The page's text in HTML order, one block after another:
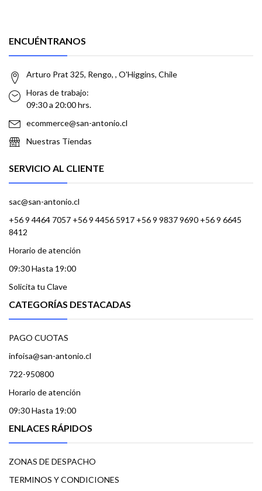
ENCUÉNTRANOS
Arturo Prat 325, Rengo, , O'Higgins, Chile
Horas de trabajo:
09:30 a 20:00 hrs.
ecommerce@san-antonio.cl
Nuestras Tiendas
SERVICIO AL CLIENTE
sac@san-antonio.cl
+56 9 4464 7057 +56 9 4456 5917 +56 9 9837 9690 +56 9 6645
8412
Horario de atención
09:30 Hasta 19:00
Solicita tu Clave
CATEGORÍAS DESTACADAS
PAGO CUOTAS
infoisa@san-antonio.cl
722-950800
Horario de atención
09:30 Hasta 19:00
ENLACES RÁPIDOS
ZONAS DE DESPACHO
TERMINOS Y CONDICIONES